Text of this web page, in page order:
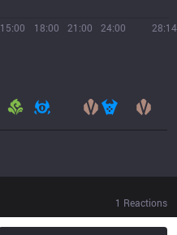
15:00 18:00 21:00 24:00 28:14
1 Reactions